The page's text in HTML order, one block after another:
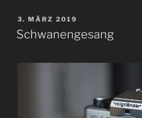
VERÖFFENTLICHT
AM
3. MÄRZ 2019
Schwanengesang